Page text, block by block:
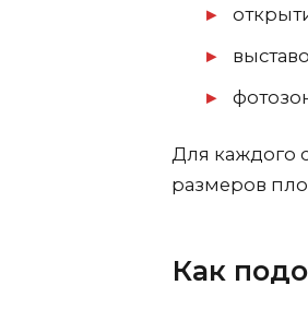
Для каждого
размеров
Как